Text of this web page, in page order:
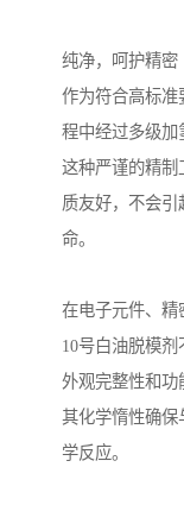
纯净，呵护精密
作为符合高标准
程中经过多级加
这种严谨的精制
质友好，不会
命。
在电子元件、精
10号白油脱模
外观完整性和功
其化学惰性确保
学反应。